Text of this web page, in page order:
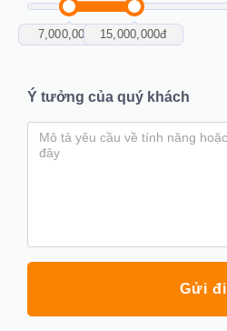
7,000,000 15,000,000đ
Ý tưởng của quý khách
Gửi đi